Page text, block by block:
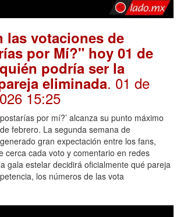
las votaciones de
por Mí?" hoy 01 de
podría ser la
eliminada. 01 de
15:25
por mí?’ alcanza su punto máximo
febrero. La segunda semana de
gran expectación entre los fans,
cerca cada voto y comentario en redes
gala estelar decidirá oficialmente qué pareja
los números de las vota